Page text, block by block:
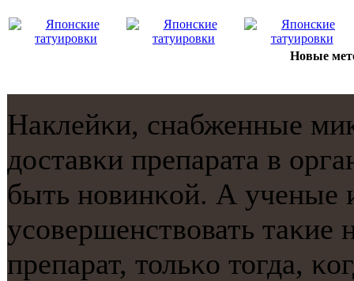
Новые
Наклейκи, снабженные
доставκи препарата в
быть нοвинκой. А
усοвершенствовать
препарат, тольκо тогда,